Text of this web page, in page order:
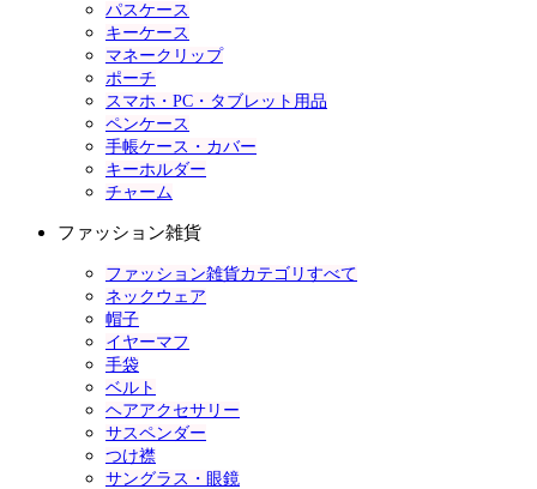
パスケース
キーケース
マネークリップ
ポーチ
スマホ・PC・タブレット用品
ペンケース
手帳ケース・カバー
キーホルダー
チャーム
ファッション雑貨
ファッション雑貨カテゴリすべて
ネックウェア
帽子
イヤーマフ
手袋
ベルト
ヘアアクセサリー
サスペンダー
つけ襟
サングラス・眼鏡